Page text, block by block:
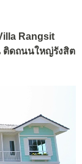
Rangsit
ติดถนนใหญ่รังสิต